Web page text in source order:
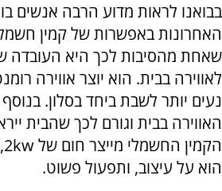
בבואנו לראות מדוע הרבה אנשים
האחרונות באפשרות של קמין
שאחת מהסיבות לכך היא העובדה
לאווירה בבית. הוא יוצר אווירה
נעים יותר לשבת ביחד בסלון.
האווירה בבית וגורם לכך שהבית
הקמין החשמלי מייצר חום של2kw
הוא על עיצוב, ותפעול פשוט.